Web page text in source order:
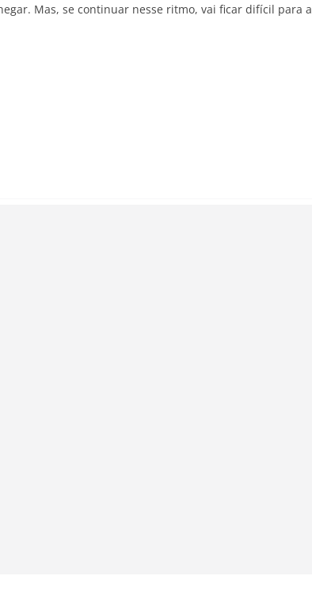
Mas, se continuar nesse ritmo, vai ficar difícil para a